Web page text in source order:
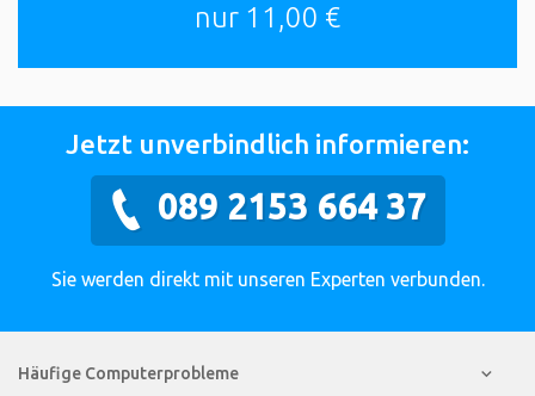
nur 11,00 €
Jetzt unverbindlich informieren:
089 2153 664 37
Sie werden direkt mit unseren Experten verbunden.
Häufige Computerprobleme